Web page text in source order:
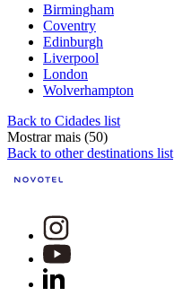
Birmingham
Coventry
Edinburgh
Liverpool
London
Wolverhampton
Back to Cidades list
Mostrar mais (50)
Back to other destinations list